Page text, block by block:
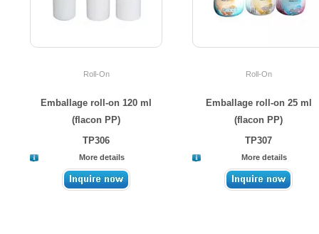
Roll-On
Emballage roll-on 120 ml
(flacon PP)
TP306
More details
Roll-On
Emballage roll-on 25 ml
(flacon PP)
TP307
More details